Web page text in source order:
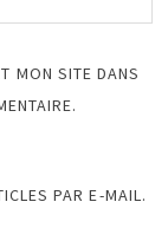
MON SITE DANS
PAR E-MAIL.